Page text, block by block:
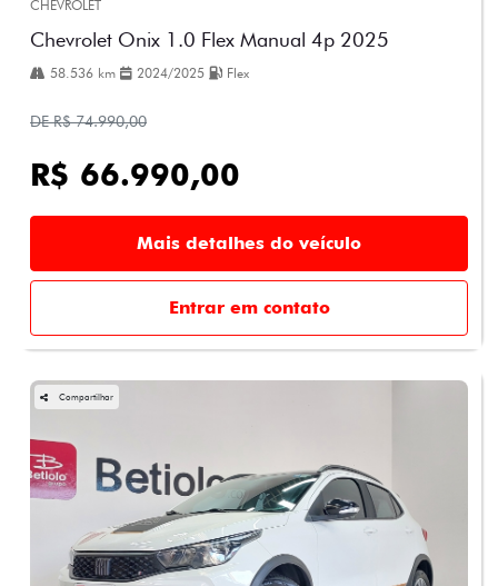
CHEVROLET
Chevrolet Onix 1.0 Flex Manual 4p 2025
58.536 km 2024/2025 Flex
DE R$ 74.990,00
R$ 66.990,00
Mais detalhes do veículo
Entrar em contato
Compartilhar